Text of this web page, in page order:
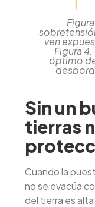
ven
Figura
óptimo
Sin un
tierras
Cuando la
no se evacúa
del tierra es